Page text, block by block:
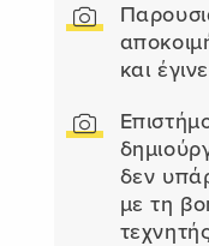
και
δεν
με τη